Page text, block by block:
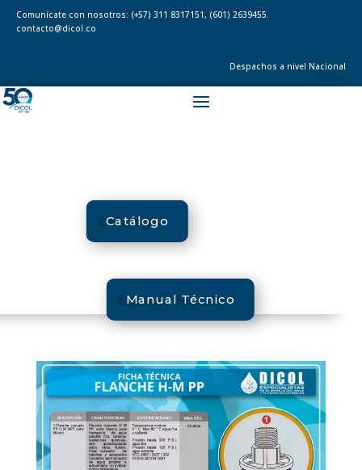
Comunícate con nosotros: (+57) 311 8317151, (601) 2639455.
contacto@dicol.co
Despachos a nivel Nacional
Catálogo
Manual Técnico